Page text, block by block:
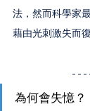
法，然而科學家
藉由光刺激失而復
為何會失憶？